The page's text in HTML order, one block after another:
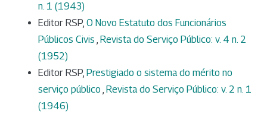
n. 1 (1943)
Editor RSP, O Novo Estatuto dos Funcionários
Públicos Civis , Revista do Serviço Público: v. 4 n. 2
(1952)
Editor RSP, Prestigiado o sistema do mérito no
serviço público , Revista do Serviço Público: v. 2 n. 1
(1946)